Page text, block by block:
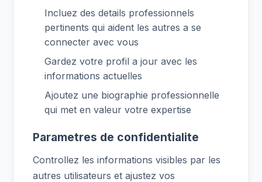
Incluez des details professionnels
pertinents qui aident les autres a se
connecter avec vous
Gardez votre profil a jour avec les
informations actuelles
Ajoutez une biographie professionnelle
qui met en valeur votre expertise
Parametres de confidentialite
Controllez les informations visibles par les
autres utilisateurs et ajustez vos